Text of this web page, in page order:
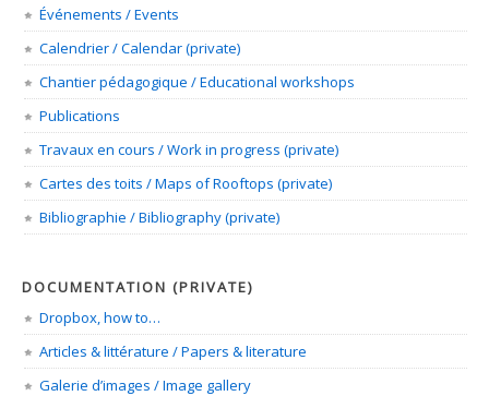
Événements / Events
Calendrier / Calendar (private)
Chantier pédagogique / Educational workshops
Publications
Travaux en cours / Work in progress (private)
Cartes des toits / Maps of Rooftops (private)
Bibliographie / Bibliography (private)
DOCUMENTATION (PRIVATE)
Dropbox, how to…
Articles & littérature / Papers & literature
Galerie d’images / Image gallery